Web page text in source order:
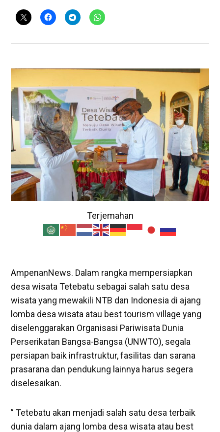
Terjemahan
AmpenanNews. Dalam rangka mempersiapkan
desa wisata Tetebatu sebagai salah satu desa
wisata yang mewakili NTB dan Indonesia di ajang
lomba desa wisata atau best tourism village yang
diselenggarakan Organisasi Pariwisata Dunia
Perserikatan Bangsa-Bangsa (UNWTO), segala
persiapan baik infrastruktur, fasilitas dan sarana
prasarana dan pendukung lainnya harus segera
diselesaikan.
” Tetebatu akan menjadi salah satu desa terbaik
dunia dalam ajang lomba desa wisata atau best